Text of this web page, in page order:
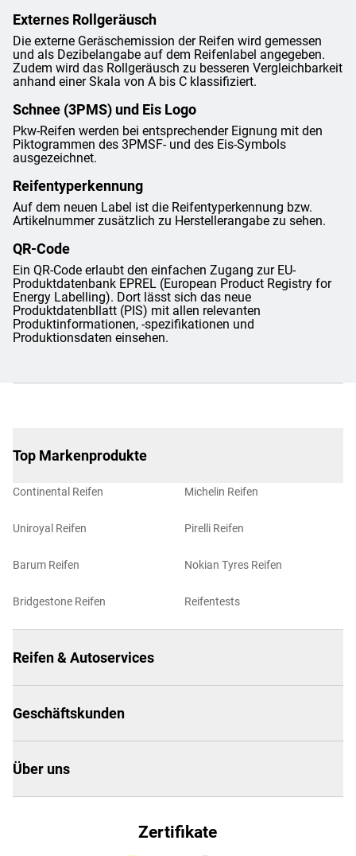
Externes Rollgeräusch
Die externe Geräschemission der Reifen wird gemessen
und als Dezibelangabe auf dem Reifenlabel angegeben.
Zudem wird das Rollgeräusch zu besseren Vergleichbarkeit
anhand einer Skala von A bis C klassifiziert.
Schnee (3PMS) und Eis Logo
Pkw-Reifen werden bei entsprechender Eignung mit den
Piktogrammen des 3PMSF- und des Eis-Symbols
ausgezeichnet.
Reifentyperkennung
Auf dem neuen Label ist die Reifentyperkennung bzw.
Artikelnummer zusätzlich zu Herstellerangabe zu sehen.
QR-Code
Ein QR-Code erlaubt den einfachen Zugang zur EU-
Produktdatenbank EPREL (European Product Registry for
Energy Labelling). Dort lässt sich das neue
Produktdatenbllatt (PIS) mit allen relevanten
Produktinformationen, -spezifikationen und
Produktionsdaten einsehen.
Top Markenprodukte
Continental Reifen
Uniroyal Reifen
Barum Reifen
Bridgestone Reifen
Michelin Reifen
Pirelli Reifen
Nokian Tyres Reifen
Reifentests
Reifen & Autoservices
Geschäftskunden
Über uns
Zertifikate